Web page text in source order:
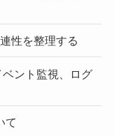
性を整理する
ベント監視、ログ
て